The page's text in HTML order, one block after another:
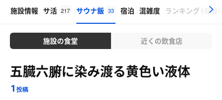
施設情報 サ活 217 サウナ飯 33 宿泊 混雑度 ランキング ( 開発
施設の食堂 近くの飲食店
五臓六腑に染み渡る黄色い液体
1 投稿